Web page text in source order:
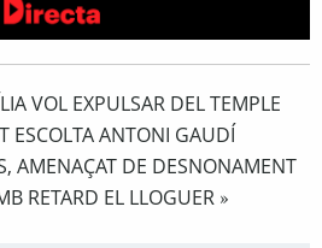
VOL EXPULSAR DEL TEMPLE
ESCOLTA ANTONI GAUDÍ
AMENAÇAT DE DESNONAMENT
RETARD EL LLOGUER»